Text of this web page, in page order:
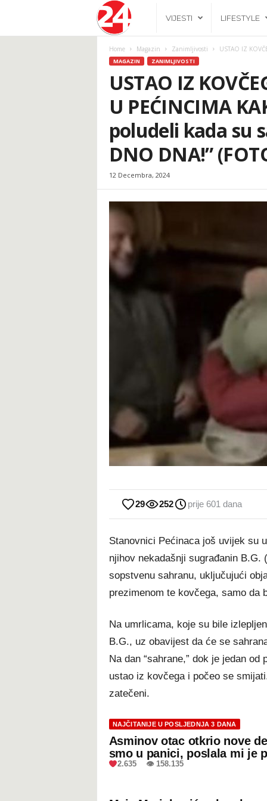
.
b
VIJESTI LIFESTYLE
Home Magazin Zanimljivosti USTAO IZ
MAGAZIN ZANIMLJIVOSTI
USTAO IZ
U PEĆINCIMA
poludeli kada su
DNO DNA!”
12 Decembra, 2024
29 252 prije 601 dana
Stanovnici Pećinaca još uvijek su
njihov nekadašnji sugrađanin B.G.
sopstvenu sahranu, uključujući
prezimenom te kovčega, samo da
Na umrlicama, koje su bile
B.G., uz obavijest da će se
Na dan “sahrane,” dok je jedan
ustao iz kovčega i počeo se
zatečeni.
NAJČITANIJE U POSLJEDNJA 3 DANA
Asminov otac otkrio nove
smo u panici, poslala mi je
2.635 👁 158.135